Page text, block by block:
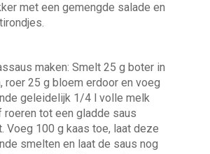
met een gemengde salade en
maken: Smelt 25 g boter in
roer 25 g bloem erdoor en voeg
geleidelijk 1/4 l volle melk
roeren tot een gladde saus
Voeg 100 g kaas toe, laat deze
smelten en laat de saus nog